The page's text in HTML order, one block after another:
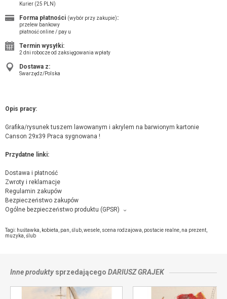
Kurier (25 PLN)
Forma płatności (wybór przy zakupie):
przelew bankowy
płatność online / pay u
Termin wysyłki:
2 dni robocze od zaksięgowania wpłaty
Dostawa z:
Swarzędz/Polska
Opis pracy:
Grafika/rysunek tuszem lawowanym i akrylem na barwionym kartonie
Canson 29x39 Praca sygnowana !
Przydatne linki:
Dostawa i płatność
Zwroty i reklamacje
Regulamin zakupów
Bezpieczeństwo zakupów
Ogólne bezpieczeństwo produktu (GPSR)
Dariusz Grajek, Gryniów 8/28, 62-020 Swarzędz,
kontakt ze sprzedającym
Tagi: huśtawka kobieta pan ślub wesele scena rodzajowa postacie realne na prezent
muzyka ślub
Inne produktysprzedającego DARIUSZ GRAJEK